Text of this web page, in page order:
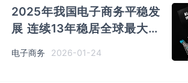
2025年我国电子商务平稳发
展 连续13年稳居全球最大网
络零售市场
电子商务 2026-01-24